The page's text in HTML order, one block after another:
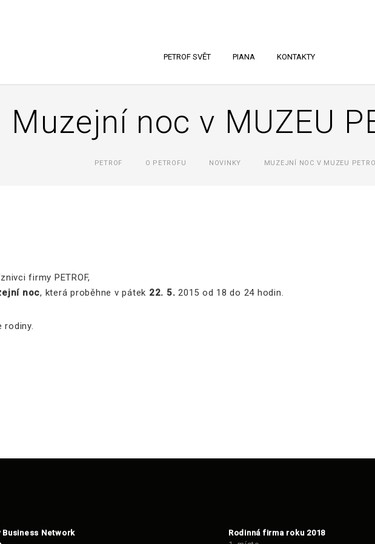
PETROF SVĚT PIANA KONTAKTY
Muzejní noc v MUZEU
PETROF O PETROFU NOVINKY MUZEJNÍ NOC V MUZEU
firmy PETROF,
noc, která proběhne v pátek 22. 5. 2015 od 18 do 24 hodin.
rodiny.
Business Network
Rodinná firma roku 2018